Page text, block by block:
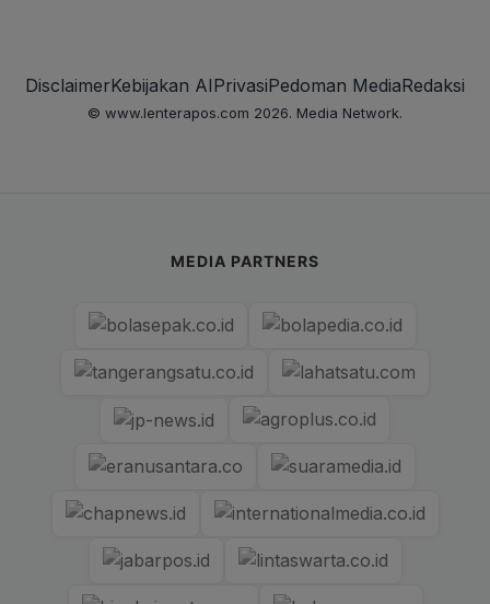
DisclaimerKebijakan AIPrivasiPedoman MediaRedaksi
© www.lenterapos.com 2026. Media Network.
MEDIA PARTNERS